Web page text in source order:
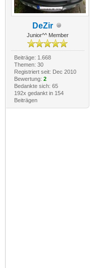
DeZir
Junior^^ Member
Beiträge: 1.668
Themen: 30
Registriert seit: Dec 2010
Bewertung: 2
Bedankte sich: 65
192x gedankt in 154
Beiträgen